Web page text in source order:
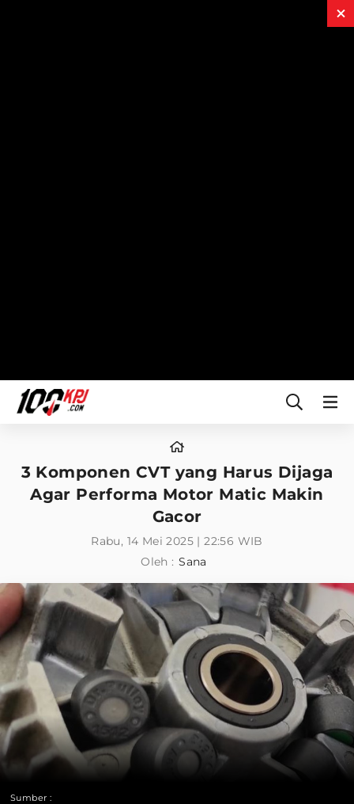
3 Komponen CVT yang Harus Dijaga
Agar Performa Motor Matic Makin
Gacor
Rabu, 14 Mei 2025 | 22:56 WIB
Oleh : Sana
Sumber :